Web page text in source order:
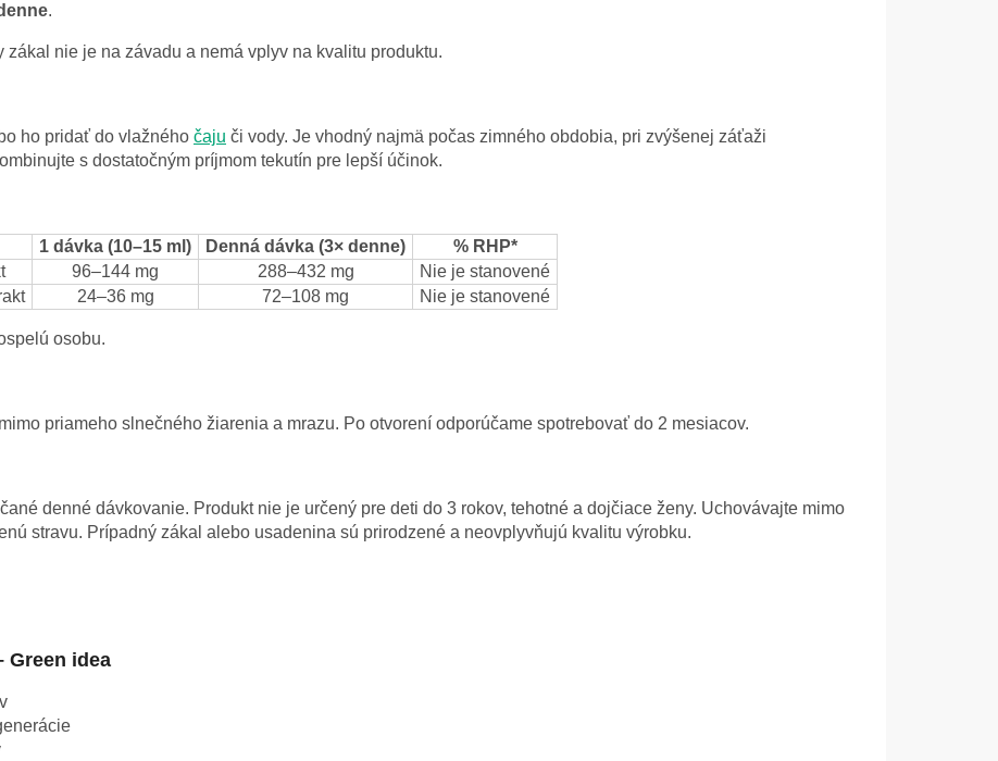
.
nie je na závadu a nemá vplyv na kvalitu produktu.
ho pridať do vlažného čaju či vody. Je vhodný najmä počas zimného obdobia, pri zvýšenej záťaži
s dostatočným príjmom tekutín pre lepší účinok.
1 dávka (10–15 ml) Denná dávka (3× denne)
% RHP*
96–144 mg 288–432 mg
Nie je stanovené
24–36 mg 72–108 mg Nie je stanovené
osobu.
priameho slnečného žiarenia a mrazu. Po otvorení odporúčame spotrebovať do 2 mesiacov.
denné dávkovanie. Produkt nie je určený pre deti do 3 rokov, tehotné a dojčiace ženy. Uchovávajte mimo
stravu. Prípadný zákal alebo usadenina sú prirodzené a neovplyvňujú kvalitu výrobku.
Green idea